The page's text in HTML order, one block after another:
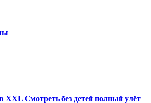
XXL Смотреть без детей полный улёт